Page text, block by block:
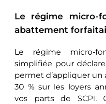
Le régime micro-
abattement
Le régime micro-
simplifiée pour
permet d’appliquer
30 % sur les loyers
vos parts de SCPI.